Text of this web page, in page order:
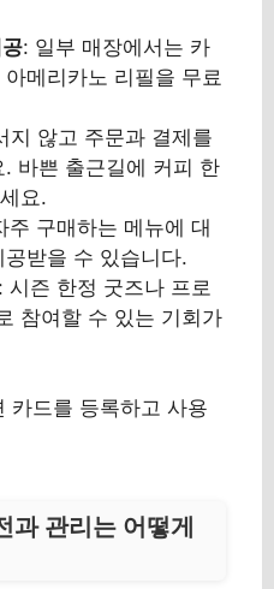
: 일부 매장에서는 카
메리카노 리필을 무료
지 않고 주문과 결제를
바쁜 출근길에 커피 한
요.
주 구매하는 메뉴에 대
받을 수 있습니다.
: 시즌 한정 굿즈나 프로
참여할 수 있는 기회가
카드를 등록하고 사용
과 관리는 어떻게